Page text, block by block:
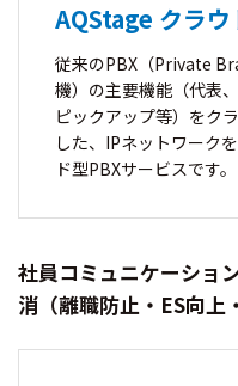
AQStage クラ
従来のPBX（Private
機）の主要機能（代表
ピックアップ等）をク
した、IPネットワーク
ド型PBXサービスです。
社員コミュニケーショ
消（離職防止・ES向上